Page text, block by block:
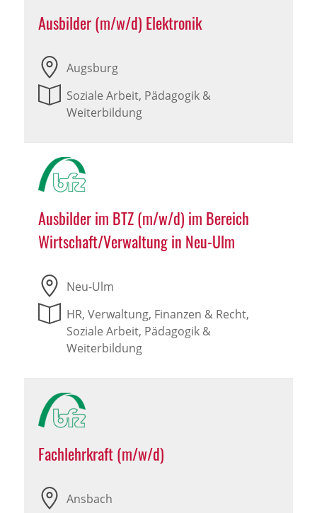
Ausbilder (m/w/d) Elektronik
Augsburg
Soziale Arbeit, Pädagogik &
Weiterbildung
Ausbilder im BTZ (m/w/d) im Bereich
Wirtschaft/Verwaltung in Neu-Ulm
Neu-Ulm
HR, Verwaltung, Finanzen & Recht,
Soziale Arbeit, Pädagogik &
Weiterbildung
Fachlehrkraft (m/w/d)
Ansbach